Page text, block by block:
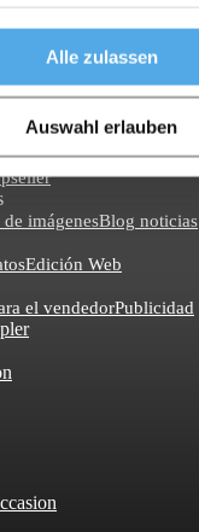
Alle zulassen
Auswahl erlauben
de alquiler
imágenesBlog noticias
Edición Web
el vendedorPublicidad